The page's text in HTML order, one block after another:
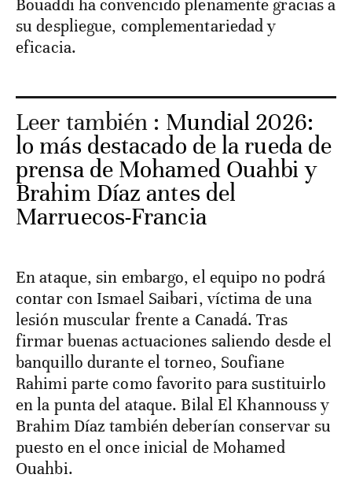
Bouaddi ha convencido plenamente gracias a
su despliegue, complementariedad y
eficacia.
Leer también : Mundial 2026:
lo más destacado de la rueda de
prensa de Mohamed Ouahbi y
Brahim Díaz antes del
Marruecos-Francia
En ataque, sin embargo, el equipo no podrá
contar con Ismael Saibari, víctima de una
lesión muscular frente a Canadá. Tras
firmar buenas actuaciones saliendo desde el
banquillo durante el torneo, Soufiane
Rahimi parte como favorito para sustituirlo
en la punta del ataque. Bilal El Khannouss y
Brahim Díaz también deberían conservar su
puesto en el once inicial de Mohamed
Ouahbi.